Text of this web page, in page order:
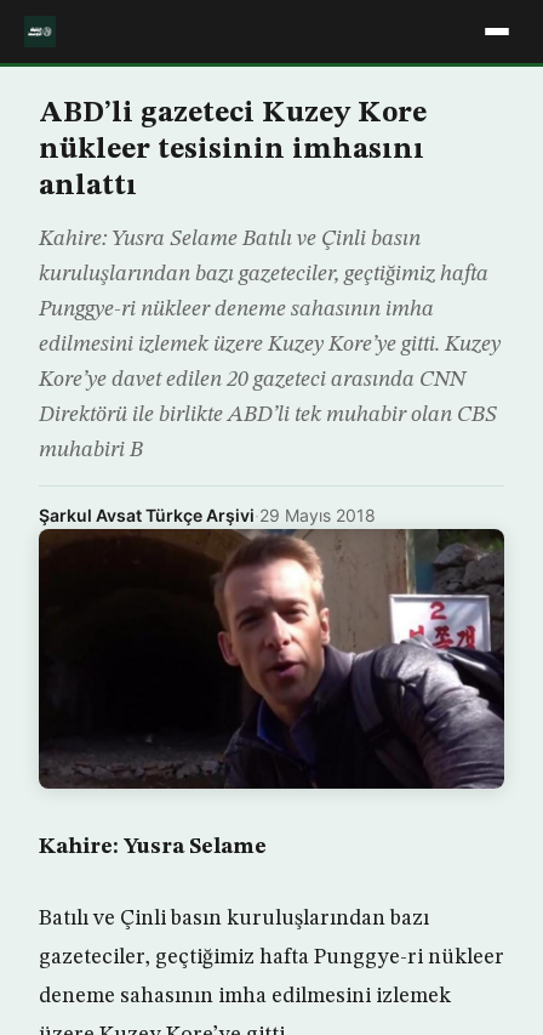
ABD’li gazeteci Kuzey Kore
nükleer tesisinin imhasını
anlattı
Kahire: Yusra Selame Batılı ve Çinli basın
kuruluşlarından bazı gazeteciler, geçtiğimiz hafta
Punggye-ri nükleer deneme sahasının imha
edilmesini izlemek üzere Kuzey Kore’ye gitti. Kuzey
Kore’ye davet edilen 20 gazeteci arasında CNN
Direktörü ile birlikte ABD’li tek muhabir olan CBS
muhabiri B
Şarkul Avsat Türkçe Arşivi·29 Mayıs 2018
Kahire: Yusra Selame
Batılı ve Çinli basın kuruluşlarından bazı
gazeteciler, geçtiğimiz hafta Punggye-ri nükleer
deneme sahasının imha edilmesini izlemek